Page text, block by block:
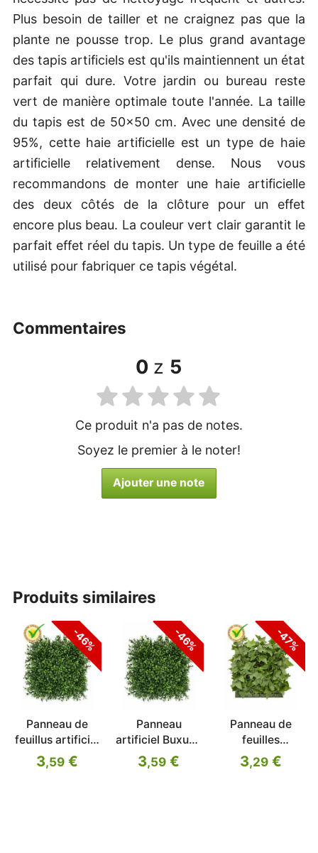
Plus besoin de tailler et ne craignez pas que la
plante ne pousse trop. Le plus grand avantage
des tapis artificiels est qu'ils maintiennent un état
parfait qui dure. Votre jardin ou bureau reste
vert de manière optimale toute l'année. La taille
du tapis est de 50x50 cm. Avec une densité de
95%, cette haie artificielle est un type de haie
artificielle relativement dense. Nous vous
recommandons de monter une haie artificielle
des deux côtés de la clôture pour un effet
encore plus beau. La couleur vert clair garantit le
parfait effet réel du tapis. Un type de feuille a été
utilisé pour fabriquer ce tapis végétal.
commentaires
0 z 5
Ce produit n'a pas de notes.
Soyez le premier à le noter!
Ajouter une note
produits similaires
-46%
Panneau de
feuillus artificiel
Buxus - 25x25
cm
3,59 €
-46%
Panneau
artificiel Buxus -
25x25 cm
3,59 €
-47%
Panneau de
feuilles
artificielles
Lierre -
3,29€